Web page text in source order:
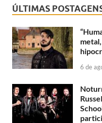
ÚLTIMAS
6 de